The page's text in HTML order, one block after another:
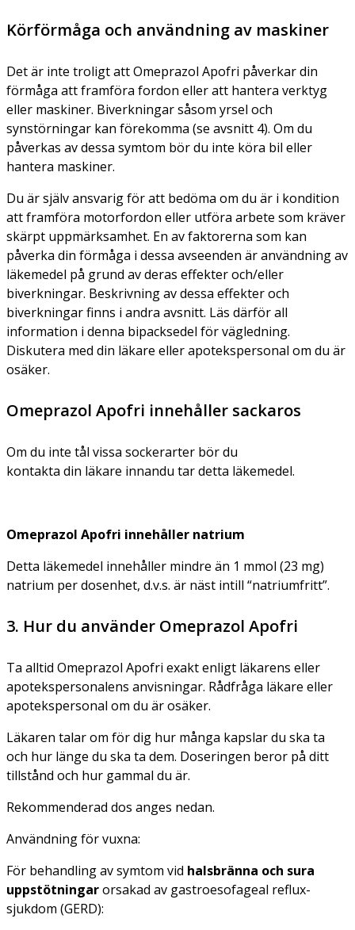
Körförmåga och användning av maskiner
Det är inte troligt att Omeprazol Apofri påverkar din
förmåga att framföra fordon eller att hantera verktyg
eller maskiner. Biverkningar såsom yrsel och
synstörningar kan förekomma (se avsnitt 4). Om du
påverkas av dessa symtom bör du inte köra bil eller
hantera maskiner.
Du är själv ansvarig för att bedöma om du är i kondition
att framföra motorfordon eller utföra arbete som kräver
skärpt uppmärksamhet. En av faktorerna som kan
påverka din förmåga i dessa avseenden är användning av
läkemedel på grund av deras effekter och/eller
biverkningar. Beskrivning av dessa effekter och
biverkningar finns i andra avsnitt. Läs därför all
information i denna bipacksedel för vägledning.
Diskutera med din läkare eller apotekspersonal om du är
osäker.
Omeprazol Apofri innehåller sackaros
Om du inte tål vissa sockerarter bör du
kontakta din läkare innandu tar detta läkemedel.
Omeprazol Apofri innehåller natrium
Detta läkemedel innehåller mindre än 1 mmol (23 mg)
natrium per dosenhet, d.v.s. är näst intill “natriumfritt”.
3. Hur du använder Omeprazol Apofri
Ta alltid Omeprazol Apofri exakt enligt läkarens eller
apotekspersonalens anvisningar. Rådfråga läkare eller
apotekspersonal om du är osäker.
Läkaren talar om för dig hur många kapslar du ska ta
och hur länge du ska ta dem. Doseringen beror på ditt
tillstånd och hur gammal du är.
Rekommenderad dos anges nedan.
Användning för vuxna:
För behandling av symtom vid halsbränna och sura
uppstötningarorsakad av gastroesofageal reflux-
sjukdom (GERD):